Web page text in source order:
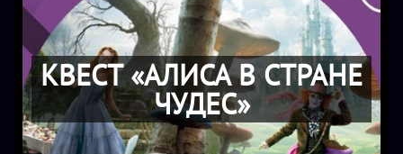
КВЕСТ «АЛИСА В СТРАНЕ
ЧУДЕС»